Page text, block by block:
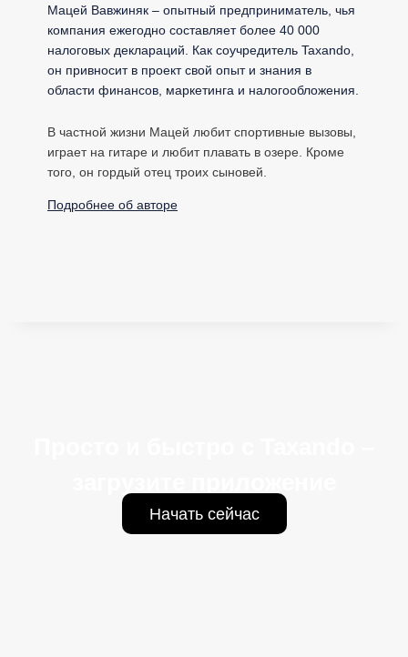
Мацей Вавжиняк – опытный предприниматель, чья
компания ежегодно составляет более 40 000
налоговых деклараций. Как соучредитель Taxando,
он привносит в проект свой опыт и знания в
области финансов, маркетинга и налогообложения.
В частной жизни Мацей любит спортивные вызовы,
играет на гитаре и любит плавать в озере. Кроме
того, он гордый отец троих сыновей.
Подробнее об авторе
Начать сейчас